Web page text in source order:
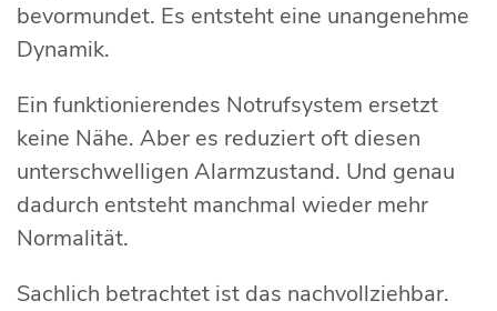
bevormundet. Es entsteht eine unangenehme
Dynamik.
Ein funktionierendes Notrufsystem ersetzt
keine Nähe. Aber es reduziert oft diesen
unterschwelligen Alarmzustand. Und genau
dadurch entsteht manchmal wieder mehr
Normalität.
Sachlich betrachtet ist das nachvollziehbar.